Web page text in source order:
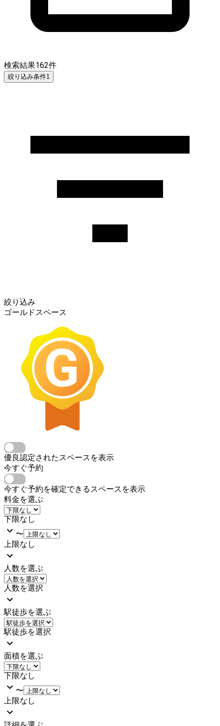
検索結果162件
絞り込み条件1
絞り込み
ゴールドスペース
優良認定されたスペースを表示
今すぐ予約
今すぐ予約を確定できるスペースを表示
料金を選ぶ
下限なし
〜
上限なし
人数を選ぶ
人数を選択
駅徒歩を選ぶ
駅徒歩を選択
面積を選ぶ
下限なし
〜
上限なし